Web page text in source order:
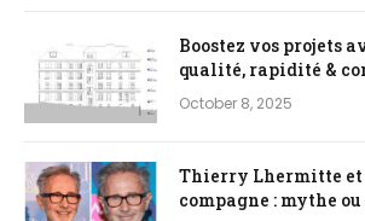
Boostez vos projets
qualité, rapidité &
October 8, 2025
Thierry Lhermitte et
compagne : mythe